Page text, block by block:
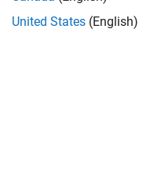
United States (English)